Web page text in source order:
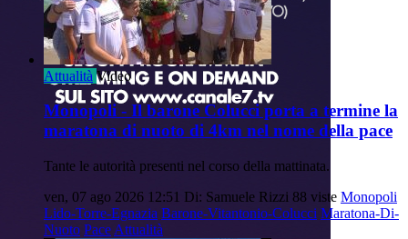
Attualità Video
Monopoli - Il barone Colucci porta a termine la
maratona di nuoto di 4km nel nome della pace
Tante le autorità presenti nel corso della mattinata.
ven, 07 ago 2026 12:51 Di: Samuele Rizzi 88 viste Monopoli
Lido-Torre-Egnazia Barone-Vitantonio-Colucci Maratona-Di-
Nuoto Pace Attualità